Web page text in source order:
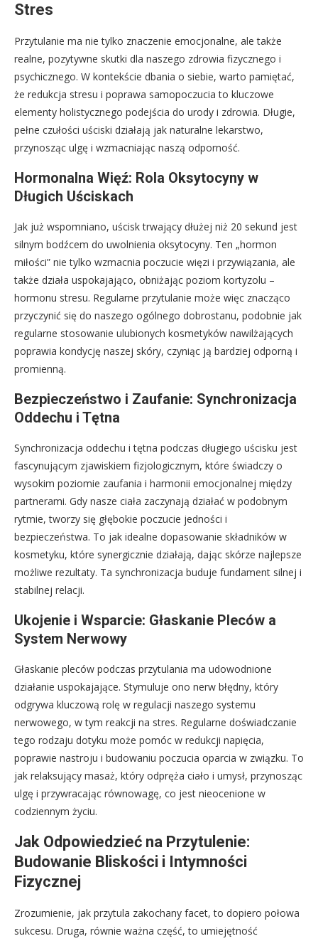
Stres
Przytulanie ma nie tylko znaczenie emocjonalne, ale także
realne, pozytywne skutki dla naszego zdrowia fizycznego i
psychicznego. W kontekście dbania o siebie, warto pamiętać,
że redukcja stresu i poprawa samopoczucia to kluczowe
elementy holistycznego podejścia do urody i zdrowia. Długie,
pełne czułości uściski działają jak naturalne lekarstwo,
przynosząc ulgę i wzmacniając naszą odporność.
Hormonalna Więź: Rola Oksytocyny w
Długich Uściskach
Jak już wspomniano, uścisk trwający dłużej niż 20 sekund jest
silnym bodźcem do uwolnienia oksytocyny. Ten „hormon
miłości” nie tylko wzmacnia poczucie więzi i przywiązania, ale
także działa uspokajająco, obniżając poziom kortyzolu –
hormonu stresu. Regularne przytulanie może więc znacząco
przyczynić się do naszego ogólnego dobrostanu, podobnie jak
regularne stosowanie ulubionych kosmetyków nawilżających
poprawia kondycję naszej skóry, czyniąc ją bardziej odporną i
promienną.
Bezpieczeństwo i Zaufanie: Synchronizacja
Oddechu i Tętna
Synchronizacja oddechu i tętna podczas długiego uścisku jest
fascynującym zjawiskiem fizjologicznym, które świadczy o
wysokim poziomie zaufania i harmonii emocjonalnej między
partnerami. Gdy nasze ciała zaczynają działać w podobnym
rytmie, tworzy się głębokie poczucie jedności i
bezpieczeństwa. To jak idealne dopasowanie składników w
kosmetyku, które synergicznie działają, dając skórze najlepsze
możliwe rezultaty. Ta synchronizacja buduje fundament silnej i
stabilnej relacji.
Ukojenie i Wsparcie: Głaskanie Pleców a
System Nerwowy
Głaskanie pleców podczas przytulania ma udowodnione
działanie uspokajające. Stymuluje ono nerw błędny, który
odgrywa kluczową rolę w regulacji naszego systemu
nerwowego, w tym reakcji na stres. Regularne doświadczanie
tego rodzaju dotyku może pomóc w redukcji napięcia,
poprawie nastroju i budowaniu poczucia oparcia w związku. To
jak relaksujący masaż, który odpręża ciało i umysł, przynosząc
ulgę i przywracając równowagę, co jest nieocenione w
codziennym życiu.
Jak Odpowiedzieć na Przytulenie:
Budowanie Bliskości i Intymności
Fizycznej
Zrozumienie, jak przytula zakochany facet, to dopiero połowa
sukcesu. Druga, równie ważna część, to umiejętność